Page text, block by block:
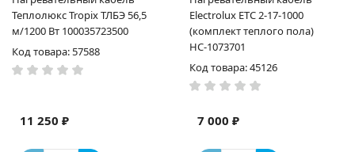
Теплолюкс Tropix ТЛБЭ 56,5
м/1200 Вт 100035723500
Код товара: 57588
11 250 ₽
Electrolux ETC 2-17-1000
(комплект теплого пола)
НС-1073701
Код товара: 45126
7 000 ₽